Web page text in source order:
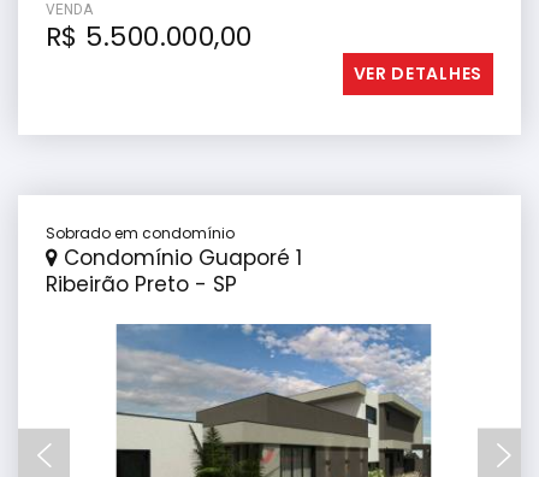
VENDA
R$ 5.500.000,00
VER DETALHES
Sobrado em condomínio
Condomínio Guaporé 1
Ribeirão Preto - SP